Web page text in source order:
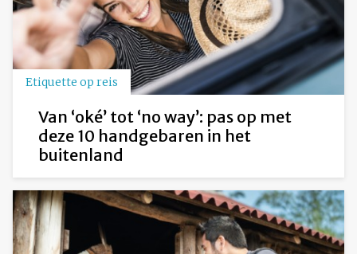
Etiquette op reis
Van ‘oké’ tot ‘no way’: pas op met
deze 10 handgebaren in het
buitenland